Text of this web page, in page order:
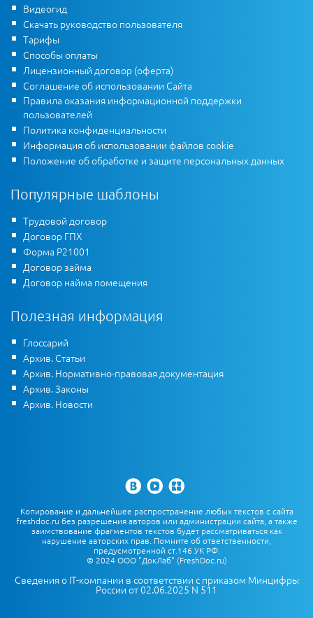
Видеогид
Скачать руководство пользователя
Тарифы
Способы оплаты
Лицензионный договор (оферта)
Соглашение об использовании Сайта
Правила оказания информационной поддержки
пользователей
Политика конфиденциальности
Информация об использовании файлов cookie
Положение об обработке и защите персональных данных
Популярные шаблоны
Трудовой договор
Договор ГПХ
Форма Р21001
Договор займа
Договор найма помещения
Полезная информация
Глоссарий
Архив. Статьи
Архив. Нормативно-правовая документация
Архив. Законы
Архив. Новости
Копирование и дальнейшее распространение любых текстов с сайта
freshdoc.ru без разрешения авторов или администрации сайта, а также
заимствование фрагментов текстов будет рассматриваться как
нарушение авторских прав. Помните об ответственности,
предусмотренной ст.146 УК РФ.
© 2024 ООО "ДокЛаб" (FreshDoc.ru)
Сведения о IT-компании в соответствии с приказом Минцифры
России от 02.06.2025 N 511